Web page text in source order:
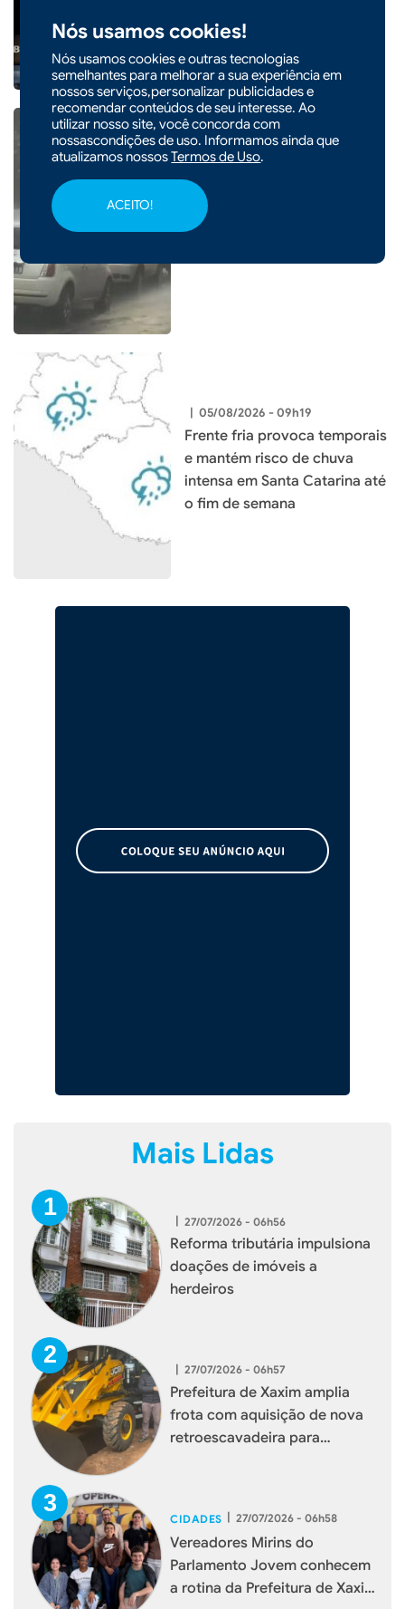
Nós usamos cookies!
Nós usamos cookies e outras tecnologias
semelhantes para melhorar a sua experiência em
nossos serviços,personalizar publicidades e
recomendar conteúdos de seu interesse. Ao
utilizar nosso site, você concorda com
nossascondições de uso. Informamos ainda que
atualizamos nossosTermos de Uso.
ACEITO!
|
Entenda o que é o ciclone
bomba que pode atingir o Sul
| 05/08/2026 - 09h19
Frente fria provoca temporais
e mantém risco de chuva
intensa em Santa Catarina até
o fim de semana
Mais Lidas
| 27/07/2026 - 06h56
Reforma tributária impulsiona
doações de imóveis a
herdeiros
| 27/07/2026 - 06h57
Prefeitura de Xaxim amplia
frota com aquisição de nova
retroescavadeira para
CIDADES | 27/07/2026 - 06h58
Vereadores Mirins do
Parlamento Jovem conhecem
a rotina da Prefeitura de Xaxim